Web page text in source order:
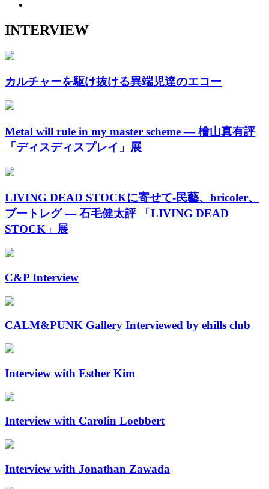
INTERVIEW
カルチャーを駆け抜ける異端児達のエコー
Metal will rule in my master scheme ― 檜山真有評
「ディスディスプレイ」展
LIVING DEAD STOCKに寄せて-民藝、bricoler、
ブートレグ ― 石毛健太評 「LIVING DEAD
STOCK」展
C&P Interview
CALM&PUNK Gallery Interviewed by ehills club
Interview with Esther Kim
Interview with Carolin Loebbert
Interview with Jonathan Zawada